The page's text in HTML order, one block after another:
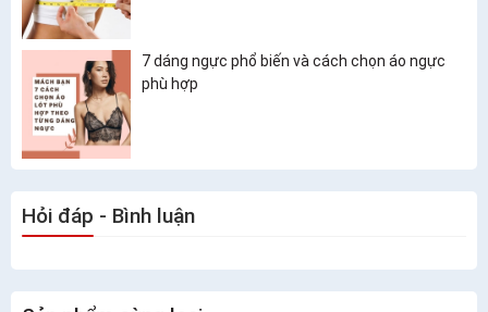
7 dáng ngực phổ biến và cách chọn áo ngực
phù hợp
Hỏi đáp - Bình luận